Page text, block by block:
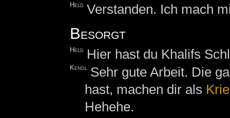
Held Verstanden. Ich mach
Besorgt
Held Hier hast du Khalifs
Kendl Sehr gute Arbeit. Die
hast, machen dir als
Hehehe.